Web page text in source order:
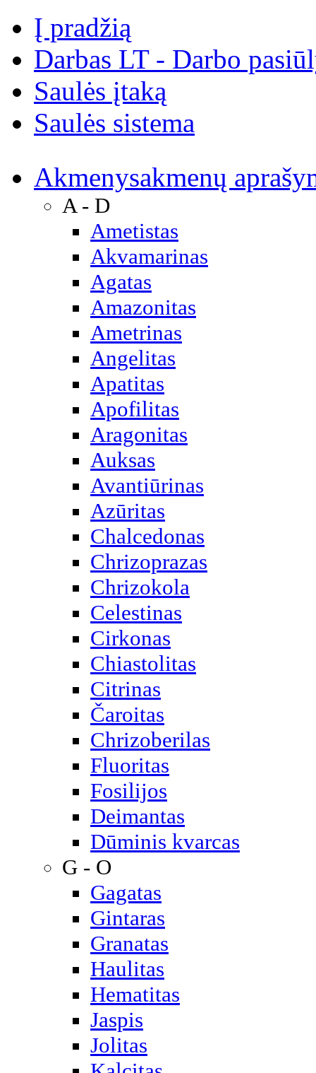
Į pradžią
Darbas LT - Darbo
Saulės įtaką
Saulės sistema
Akmenysakmenų
A - D
Ametistas
Akvamarinas
Agatas
Amazonitas
Ametrinas
Angelitas
Apatitas
Apofilitas
Aragonitas
Auksas
Avantiūrinas
Azūritas
Chalcedonas
Chrizoprazas
Chrizokola
Celestinas
Cirkonas
Chiastolitas
Citrinas
Čaroitas
Chrizoberilas
Fluoritas
Fosilijos
Deimantas
Dūminis kvarcas
G - O
Gagatas
Gintaras
Granatas
Haulitas
Hematitas
Jaspis
Jolitas